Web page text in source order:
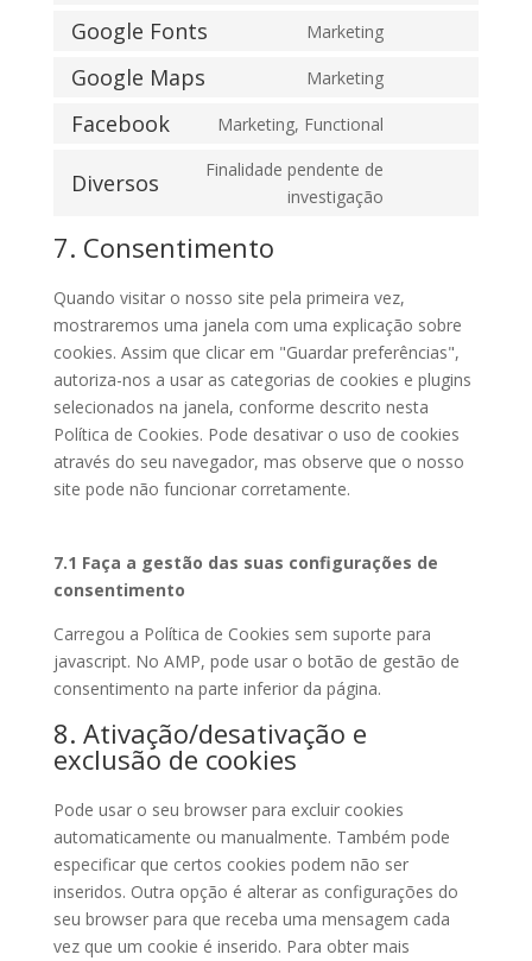
Google Fonts Marketing
Google Maps Marketing
Facebook Marketing, Functional
Diversos
Finalidade pendente de
investigação
7. Consentimento
Quando visitar o nosso site pela primeira vez,
mostraremos uma janela com uma explicação sobre
cookies. Assim que clicar em "Guardar preferências",
autoriza-nos a usar as categorias de cookies e plugins
selecionados na janela, conforme descrito nesta
Política de Cookies. Pode desativar o uso de cookies
através do seu navegador, mas observe que o nosso
site pode não funcionar corretamente.
7.1 Faça a gestão das suas configurações de
consentimento
Carregou a Política de Cookies sem suporte para
javascript. No AMP, pode usar o botão de gestão de
consentimento na parte inferior da página.
8. Ativação/desativação e
exclusão de cookies
Pode usar o seu browser para excluir cookies
automaticamente ou manualmente. Também pode
especificar que certos cookies podem não ser
inseridos. Outra opção é alterar as configurações do
seu browser para que receba uma mensagem cada
vez que um cookie é inserido. Para obter mais